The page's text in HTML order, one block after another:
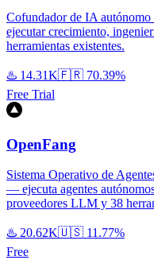
Cofundador de IA autónomo
ejecutar crecimiento,
herramientas existentes.
♨️ 14.31K🇫🇷 70.39%
Free Trial
OpenFang
Sistema Operativo de
— ejecuta agentes
proveedores LLM y 38
♨️ 20.62K🇺🇸 11.77%
Free